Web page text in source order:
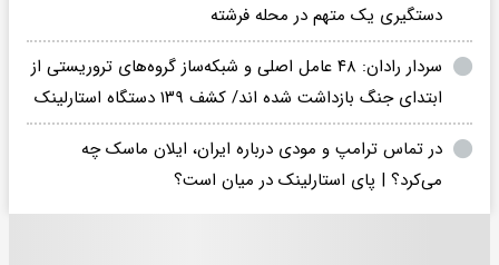
دستگیری یک متهم در محله فرشته
سردار رادان: ۴۸ عامل اصلی و شبکه‌ساز گروه‌های تروریستی از
ابتدای جنگ بازداشت شده اند/ کشف ۱۳۹ دستگاه استارلینک
در تماس ترامپ و مودی درباره ایران، ایلان ماسک چه
می‌کرد؟ | پای استارلینک در میان است؟